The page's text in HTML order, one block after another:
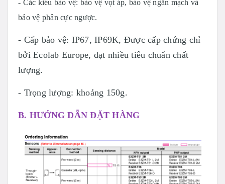
- Các kiểu bảo vệ: bảo vệ vọt áp, bảo vệ ngắn mạch và
bảo vệ phân cực ngược.
- Cấp bảo vệ: IP67, IP69K, Được cấp chứng chỉ
bởi Ecolab Europe, đạt nhiều tiêu chuẩn chất
lượng.
- Trọng lượng: khoảng 150g.
B. HƯỚNG DẪN ĐẶT HÀNG